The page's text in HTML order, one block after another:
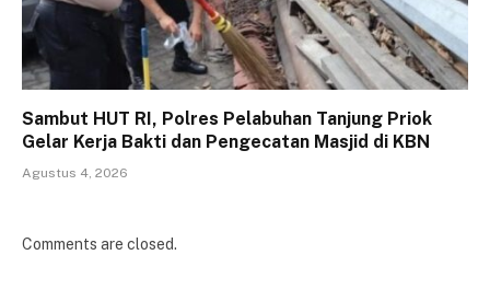
Sambut HUT RI, Polres Pelabuhan Tanjung Priok
Gelar Kerja Bakti dan Pengecatan Masjid di KBN
Agustus 4, 2026
Comments are closed.